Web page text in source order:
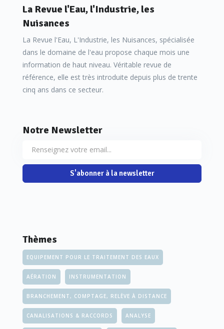
La Revue l'Eau, l'Industrie, les
Nuisances
La Revue l'Eau, L'Industrie, les Nuisances, spécialisée
dans le domaine de l'eau propose chaque mois une
information de haut niveau. Véritable revue de
référence, elle est très introduite depuis plus de trente
cinq ans dans ce secteur.
Notre Newsletter
S'abonner à la newsletter
Thèmes
EQUIPEMENT POUR LE TRAITEMENT DES EAUX
AÉRATION INSTRUMENTATION
BRANCHEMENT, COMPTAGE, RELÈVE À DISTANCE
CANALISATIONS & RACCORDS ANALYSE